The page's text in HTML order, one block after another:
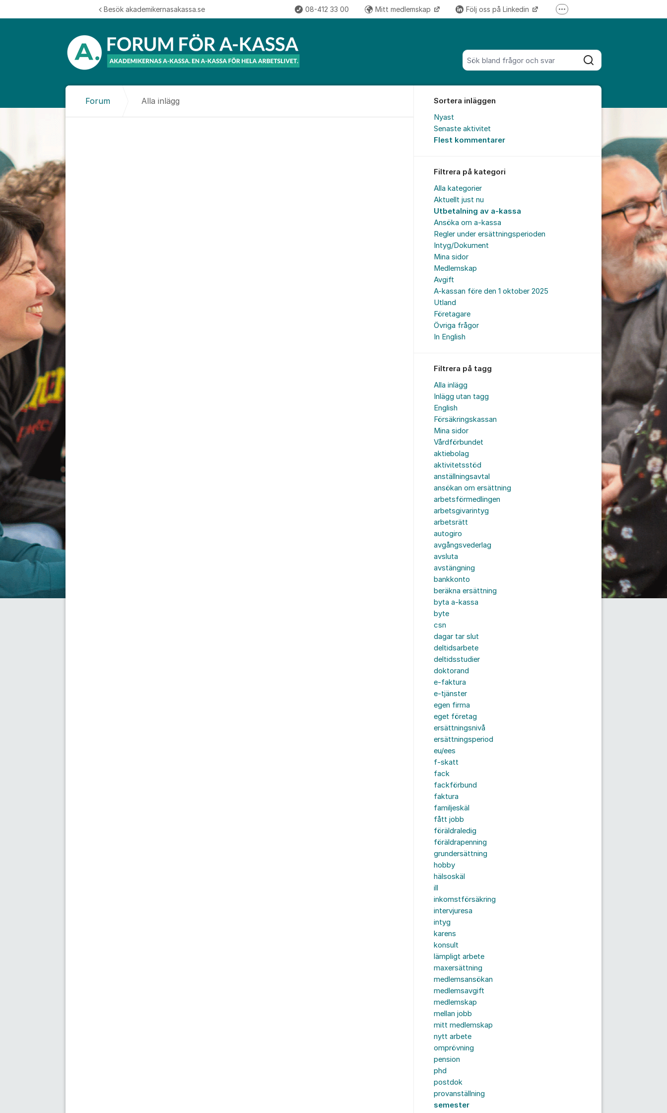
Sök bland alla inlägg
Sök
Besök akademikernasakassa.se 08-412 33 00 Mitt medlemskap Följ oss på Linkedin Fler supportlänkar
Forum Alla inlägg
Sortera inläggen
Nyast
Senaste aktivitet
Flest kommentarer
Filtrera på kategori
Alla kategorier
Aktuellt just nu
Utbetalning av a-kassa
Ansöka om a-kassa
Regler under ersättningsperioden
Intyg/Dokument
Mina sidor
Medlemskap
Avgift
A-kassan före den 1 oktober 2025
Utland
Företagare
Övriga frågor
In English
Filtrera på tagg
Alla inlägg
Inlägg utan tagg
English
Försäkringskassan
Mina sidor
Vårdförbundet
aktiebolag
aktivitetsstöd
anställningsavtal
ansökan om ersättning
arbetsförmedlingen
arbetsgivarintyg
arbetsrätt
autogiro
avgångsvederlag
avsluta
avstängning
bankkonto
beräkna ersättning
byta a-kassa
byte
csn
dagar tar slut
deltidsarbete
deltidsstudier
doktorand
e-faktura
e-tjänster
egen firma
eget företag
ersättningsnivå
ersättningsperiod
eu/ees
f-skatt
fack
fackförbund
faktura
familjeskäl
fått jobb
föräldraledig
föräldrapenning
grundersättning
hobby
hälsoskäl
ill
inkomstförsäkring
intervjuresa
intyg
karens
konsult
lämpligt arbete
maxersättning
medlemsansökan
medlemsavgift
medlemskap
mellan jobb
mitt medlemskap
nytt arbete
omprövning
pension
phd
postdok
provanställning
semester